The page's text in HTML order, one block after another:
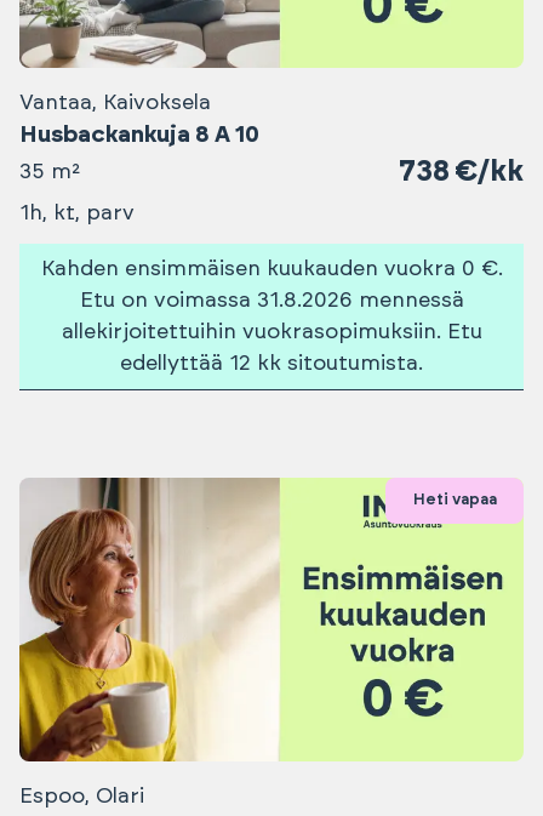
Vantaa, Kaivoksela
Husbackankuja 8 A 10
35 m² 738 €/kk
1h, kt, parv
Kahden ensimmäisen kuukauden vuokra 0 €.
Etu on voimassa 31.8.2026 mennessä
allekirjoitettuihin vuokrasopimuksiin. Etu
edellyttää 12 kk sitoutumista.
Heti vapaa
Espoo, Olari